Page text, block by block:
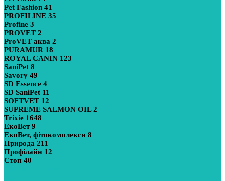
Pet Fashion 41
PROFILINE 35
Profine 3
PROVET 2
ProVET аква 2
PURAMUR 18
ROYAL CANIN 123
SaniPet 8
Savory 49
SD Essence 4
SD SaniPet 11
SOFTVET 12
SUPREME SALMON OIL2
Trixie 1648
ЕкоВет9
ЕкоВет, фітокомплекси 8
Природа 211
Профілайн 12
Стоп 40